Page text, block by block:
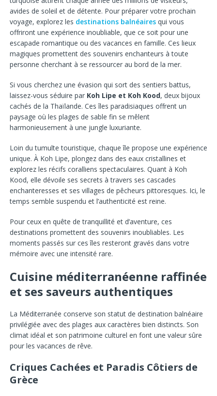
avides de soleil et de détente. Pour préparer votre prochain
voyage, explorez les destinations balnéaires qui vous
offriront une expérience inoubliable, que ce soit pour une
escapade romantique ou des vacances en famille. Ces lieux
magiques promettent des souvenirs enchanteurs à toute
personne cherchant à se ressourcer au bord de la mer.
Si vous cherchez une évasion qui sort des sentiers battus,
laissez-vous séduire par Koh Lipe et Koh Kood, deux bijoux
cachés de la Thaïlande. Ces îles paradisiaques offrent un
paysage où les plages de sable fin se mêlent
harmonieusement à une jungle luxuriante.
Loin du tumulte touristique, chaque île propose une expérience
unique. À Koh Lipe, plongez dans des eaux cristallines et
explorez les récifs coralliens spectaculaires. Quant à Koh
Kood, elle dévoile ses secrets à travers ses cascades
enchanteresses et ses villages de pêcheurs pittoresques. Ici, le
temps semble suspendu et l’authenticité est reine.
Pour ceux en quête de tranquillité et d’aventure, ces
destinations promettent des souvenirs inoubliables. Les
moments passés sur ces îles resteront gravés dans votre
mémoire avec une intensité rare.
Cuisine méditerranéenne raffinée
et ses saveurs authentiques
La Méditerranée conserve son statut de destination balnéaire
privilégiée avec des plages aux caractères bien distincts. Son
climat idéal et son patrimoine culturel en font une valeur sûre
pour les vacances de rêve.
Criques Cachées et Paradis Côtiers de
Grèce